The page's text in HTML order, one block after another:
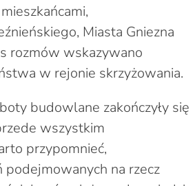
Miasta Gniezna
rozmów wskazywano
w rejonie skrzyżowania.
budowlane zakończyły się
wszystkim
przypomnieć,
podejmowanych na rzecz